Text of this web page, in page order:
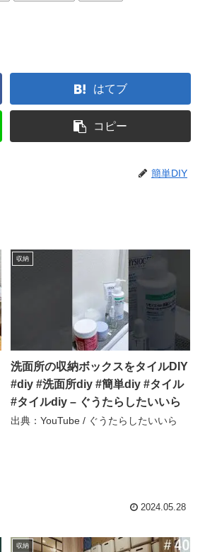
はてブ
コピー
簡単DIY
収納
洗面所の収納ボックスをタイルDIY
#diy #洗面所diy #簡単diy #タイル
#タイルdiy – ぐうたらしたいいら
出典：YouTube / ぐうたらしたいいら
2024.05.28
収納